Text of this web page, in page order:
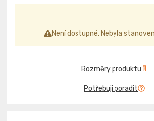
Není dostupné. Nebyla
Rozměry produktu
Potřebuji poradit